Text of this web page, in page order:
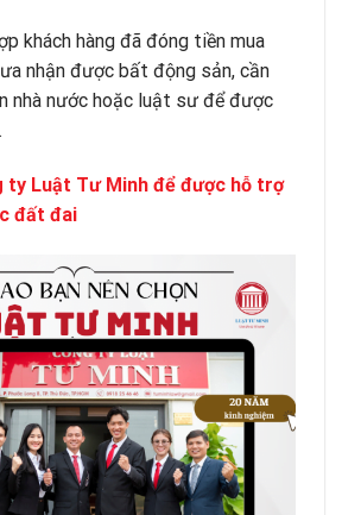
khách hàng đã đóng tiền mua
nhận được bất động sản, cần
nhà nước hoặc luật sư để được
ty Luật Tư Minh để được hỗ trợ
đất đai